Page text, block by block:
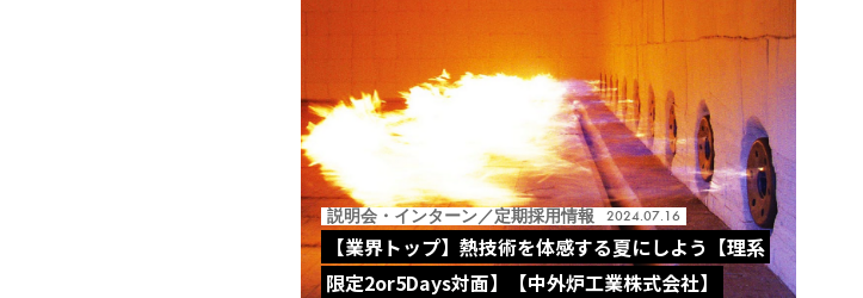
説明会・インターン／定期採用情報 2024.07.16
【業界トップ】熱技術を体感する夏にしよう【理系
限定2or5Days対面】【中外炉工業株式会社】